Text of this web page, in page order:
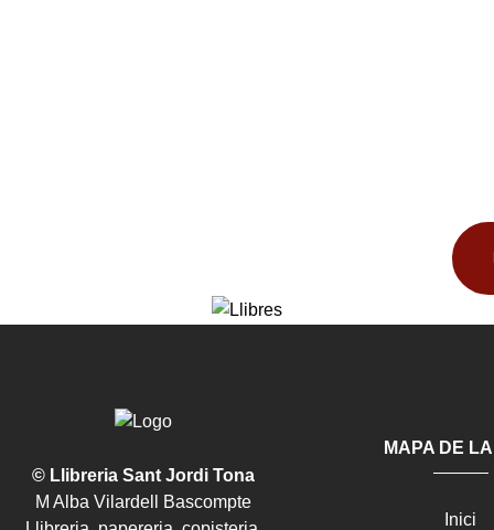
© Llibreria Sant Jordi Tona
M Alba Vilardell Bascompte
MAPA DE
Inici